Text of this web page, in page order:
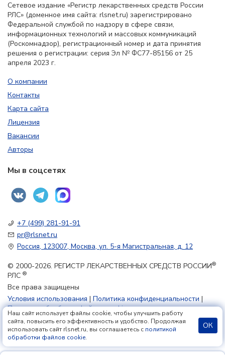
Сетевое издание «Регистр лекарственных средств России
РЛС» (доменное имя сайта: rlsnet.ru) зарегистрировано
Федеральной службой по надзору в сфере связи,
информационных технологий и массовых коммуникаций
(Роскомнадзор), регистрационный номер и дата принятия
решения о регистрации: серия Эл № ФС77-85156 от 25
апреля 2023 г.
О компании
Контакты
Карта сайта
Лицензия
Вакансии
Авторы
Мы в соцсетях
+7 (499) 281-91-91
pr@rlsnet.ru
Россия, 123007, Москва, ул. 5-я Магистральная, д. 12
© 2000-2026. РЕГИСТР ЛЕКАРСТВЕННЫХ СРЕДСТВ РОССИИ®
РЛС ®
Все права защищены
Условия использования | Политика конфиденциальности |
Политика обработки файлов cookie
18+
Наш сайт использует файлы cookie, чтобы улучшить работу
сайта, повысить его эффективность и удобство. Продолжая
использовать сайт rlsnet.ru, вы соглашаетесь с политикой
обработки файлов cookie.
ОК